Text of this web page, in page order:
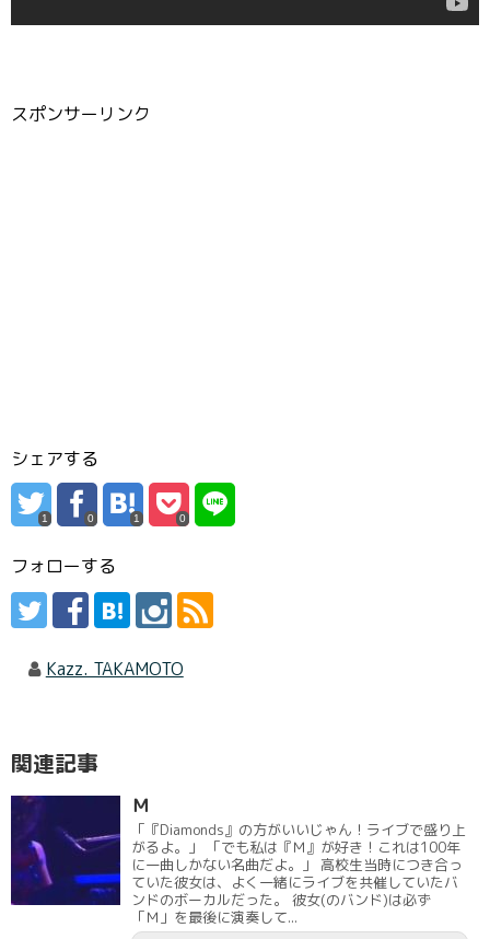
スポンサーリンク
シェアする
1 0 1 0
フォローする
Kazz. TAKAMOTO
関連記事
Ｍ
「『Diamonds』の方がいいじゃん！ライブで盛り上
がるよ。」 「でも私は『Ｍ』が好き！これは100年
に一曲しかない名曲だよ。」 高校生当時につき合っ
ていた彼女は、よく一緒にライブを共催していたバ
ンドのボーカルだった。 彼女(のバンド)は必ず
「Ｍ」を最後に演奏して...